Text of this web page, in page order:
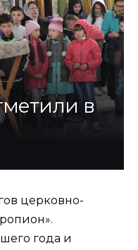
в
церковно-
года и